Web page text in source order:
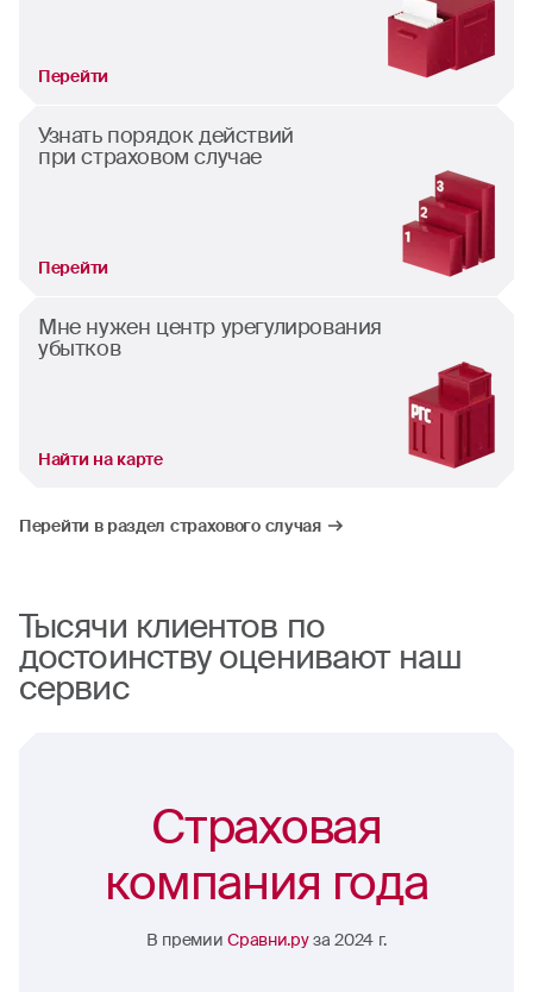
Перейти
Узнать порядок действий
при страховом случае
Перейти
Мне нужен центр урегулирования
убытков
Найти на карте
Перейти в раздел страхового случая
Тысячи клиентов по
достоинству оценивают наш
сервис
Страховая
компания года
В премииСравни.руза 2024 г.